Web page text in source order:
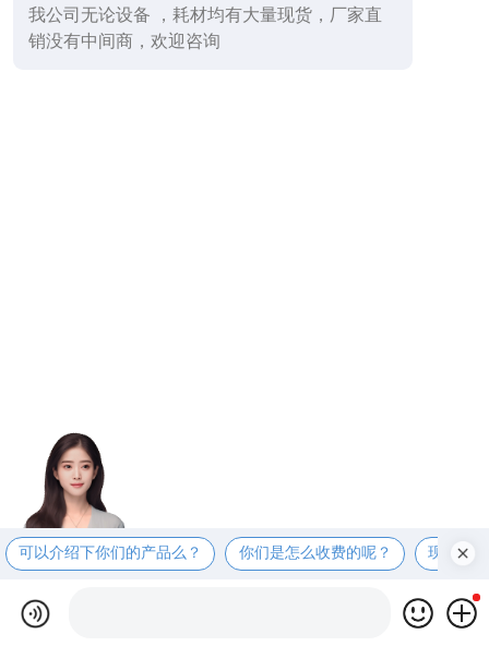
我公司无论设备 ，耗材均有大量现货，厂家直
销没有中间商，欢迎咨询
可以介绍下你们的产品么？ 你们是怎么收费的呢？ 现在有